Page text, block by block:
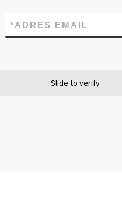
ADRES EMAIL
*
Slide to verify